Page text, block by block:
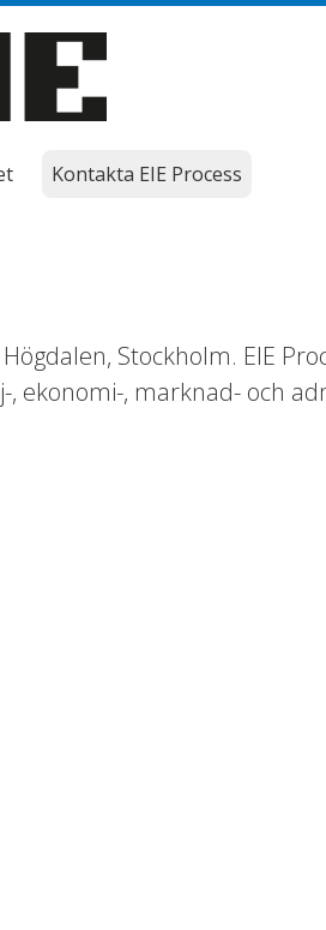
Kontakta EIE Process
Stockholm. EIE
ekonomi-, marknad- och